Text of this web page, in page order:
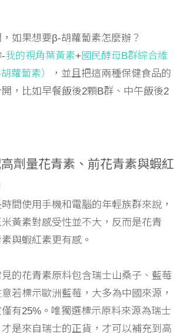
如果想要β-胡蘿蔔素怎麼辦？
我的視角葉黃素+國民酵母B群綜合維
蘿蔔素）
，並且把這兩種保健食品的
，比如早餐飯後2顆B群、中午飯後2
劑量花青素、前花青素與蝦紅
間使用手機和電腦的年輕族群來說，
黃素對感受性並不大，反而是花青
與蝦紅素更有感。
的花青素原料包含瑞士山桑子、藍莓
若標示歐洲藍莓，大多為中國來源，
有25%。唯獨選標示原料來源為瑞士
是來自瑞士的正貨，才可以補充到高